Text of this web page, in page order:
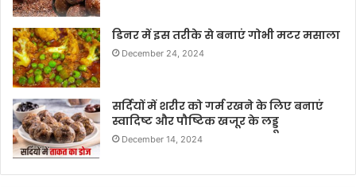
डिनर में इस तरीके से बनाएं गोभी मटर मसाला
December 24, 2024
सर्दियों में शरीर को गर्म रखने के लिए बनाएं
स्वादिष्ट और पौष्टिक खजूर के लड्डू
December 14, 2024